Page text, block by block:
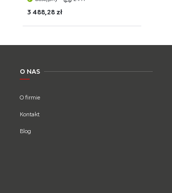
3 488,28 zł
O NAS
O firmie
Kontakt
Blog